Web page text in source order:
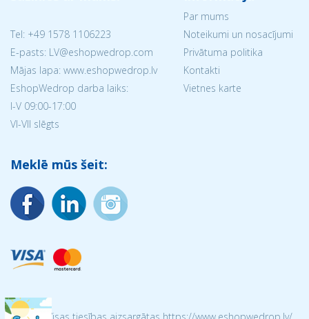
Tel: +49 1578 1106223
E-pasts: LV@eshopwedrop.com
Mājas lapa: www.eshopwedrop.lv
EshopWedrop darba laiks:
I-V 09:00-17:00
VI-VII slēgts
Par mums
Noteikumi un nosacījumi
Privātuma politika
Kontakti
Vietnes karte
Meklē mūs šeit: